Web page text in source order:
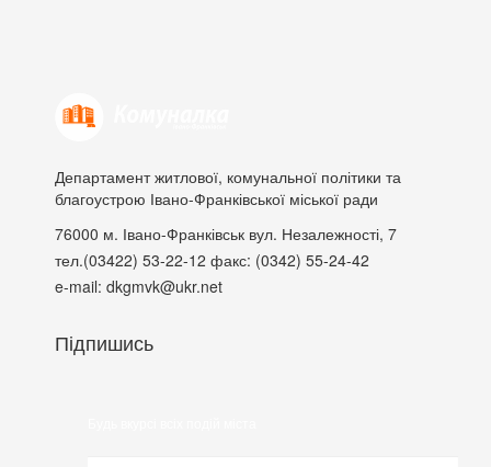
Департамент житлової, комунальної політики та
благоустрою Івано-Франківської міської ради
76000 м. Івано-Франківськ вул. Незалежності, 7
тел.(03422) 53-22-12 факс: (0342) 55-24-42
e-mail: dkgmvk@ukr.net
Підпишись